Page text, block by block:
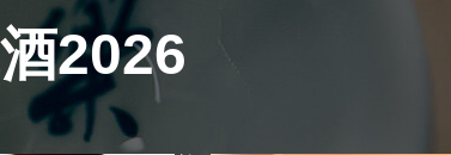
2026